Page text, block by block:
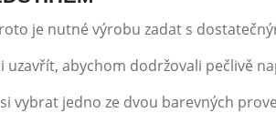
je nutné výrobu zadat s
abychom dodržovali pečlivě
vybrat jedno ze dvou barevných